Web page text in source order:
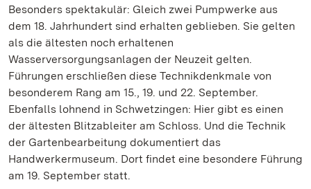
Besonders spektakulär: Gleich zwei Pumpwerke aus
dem 18. Jahrhundert sind erhalten geblieben. Sie gelten
als die ältesten noch erhaltenen
Wasserversorgungsanlagen der Neuzeit gelten.
Führungen erschließen diese Technikdenkmale von
besonderem Rang am 15., 19. und 22. September.
Ebenfalls lohnend in Schwetzingen: Hier gibt es einen
der ältesten Blitzableiter am Schloss. Und die Technik
der Gartenbearbeitung dokumentiert das
Handwerkermuseum. Dort findet eine besondere Führung
am 19. September statt.